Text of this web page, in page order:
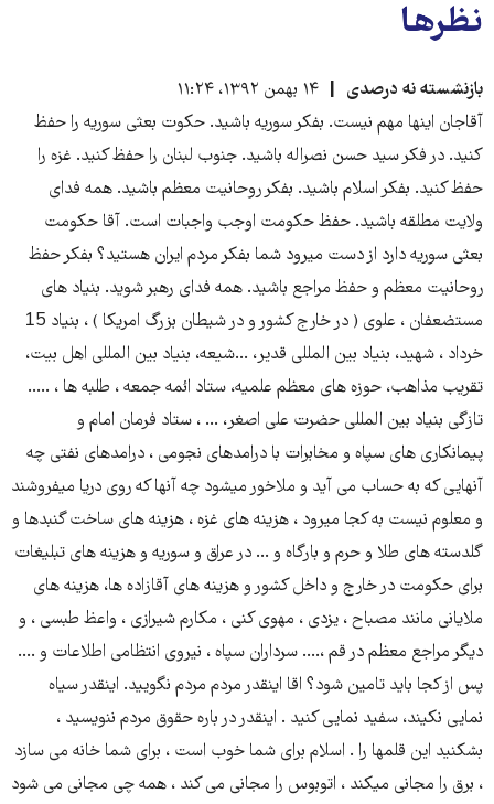
نظرها
بازنشسته نه درصدی
۱۴ بهمن ۱۳۹۲، ۱۱:۲۴
آقاجان اینها مهم نیست. بفکر سوریه باشید. حکوت بعثی سوریه را حفظ
کنید. در فکر سید حسن نصراله باشید. جنوب لبنان را حفظ کنید. غزه را
حفظ کنید. بفکر اسلام باشید. بفکر روحانیت معظم باشید. همه فدای
ولایت مطلقه باشید. حفظ حکومت اوجب واجبات است. آقا حکومت
بعثی سوریه دارد از دست میرود شما بفکر مردم ایران هستید؟ بفکر حفظ
روحانیت معظم و حفظ مراجع باشید. همه فدای رهبر شوید. بنیاد های
مستضعفان ، علوی ( در خارج کشور و در شیطان بزرگ امریکا ) ، بنیاد 15
خرداد ، شهید، بنیاد بین المللی قدیر، ...شیعه، بنیاد بین المللی اهل بیت،
تقریب مذاهب، حوزه های معظم علمیه، ستاد ائمه جمعه ، طلبه ها ، .....
تازگی بنیاد بین المللی حضرت علی اصغر، ... ، ستاد فرمان امام و
پیمانکاری های سپاه و مخابرات با درامدهای نجومی ، درامدهای نفتی چه
آنهایی که به حساب می آید و ملاخور میشود چه آنها که روی دریا میفروشند
و معلوم نیست به کجا میرود ، هزینه های غزه ، هزینه های ساخت گنبدها و
گلدسته های طلا و حرم و بارگاه و ... در عراق و سوریه و هزینه های تبلیغات
برای حکومت در خارج و داخل کشور و هزینه های آقازاده ها، هزینه های
ملایانی مانند مصباح ، یزدی ، مهوی کنی ، مکارم شیرازی ، واعظ طبسی ، و
دیگر مراجع معظم در قم ،.... سرداران سپاه ، نیروی انتظامی اطلاعات و ....
پس از کجا باید تامین شود؟ اقا اینقدر مردم مردم نگویید. اینقدر سیاه
نمایی نکیند، سفید نمایی کنید . اینقدر در باره حقوق مردم ننویسید ،
بشکنید این قلمها را . اسلام برای شما خوب است ، برای شما خانه می سازد
، برق را مجانی میکند ، اتوبوس را مجانی می کند ، همه چی مجانی می شود